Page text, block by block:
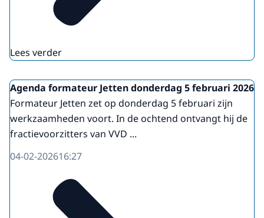
Lees verder
Agenda formateur Jetten donderdag 5 februari 2026
Formateur Jetten zet op donderdag 5 februari zijn
werkzaamheden voort. In de ochtend ontvangt hij de
fractievoorzitters van VVD ...
04-02-202616:27